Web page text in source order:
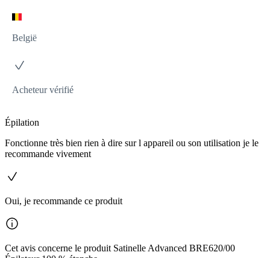
België
Acheteur vérifié
Épilation
Fonctionne très bien rien à dire sur l appareil ou son utilisation je le
recommande vivement
Oui, je recommande ce produit
Cet avis concerne le produit Satinelle Advanced BRE620/00